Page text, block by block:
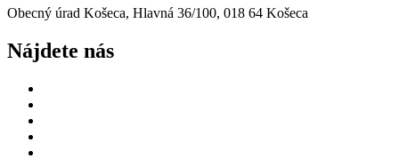
Obecný úrad Košeca, Hlavná 36/100, 018 64 Košeca
Nájdete nás